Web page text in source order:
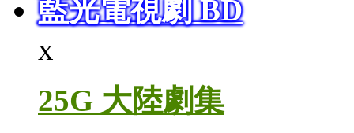
藍光電視劇 BD
x
25G 大陸劇集